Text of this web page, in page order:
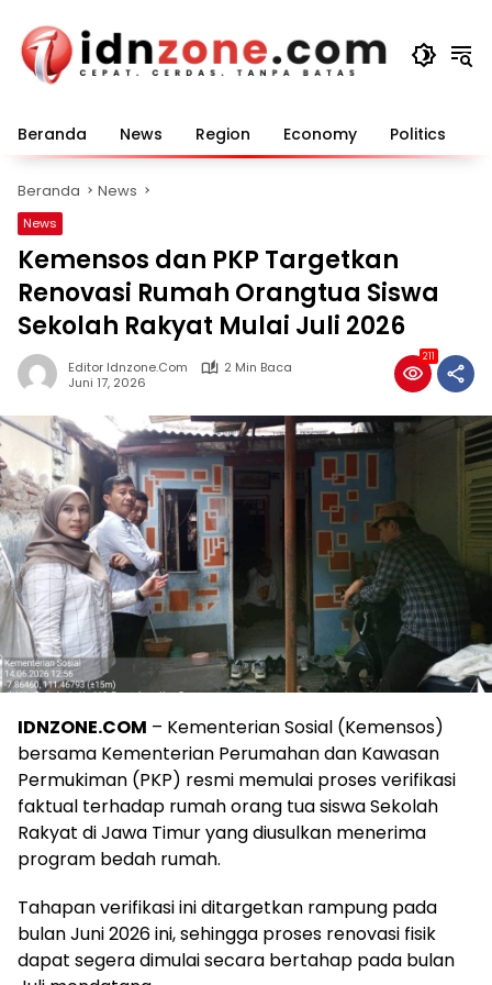
konten
Beranda News Region Economy Politics
Beranda News
News
Kemensos dan PKP Targetkan
Renovasi Rumah Orangtua Siswa
Sekolah Rakyat Mulai Juli 2026
Editor Idnzone.com
2 Min Baca
Juni 17, 2026
211
IDNZONE.COM – Kementerian Sosial (Kemensos)
bersama Kementerian Perumahan dan Kawasan
Permukiman (PKP) resmi memulai proses verifikasi
faktual terhadap rumah orang tua siswa Sekolah
Rakyat di Jawa Timur yang diusulkan menerima
program bedah rumah.
Tahapan verifikasi ini ditargetkan rampung pada
bulan Juni 2026 ini, sehingga proses renovasi fisik
dapat segera dimulai secara bertahap pada bulan